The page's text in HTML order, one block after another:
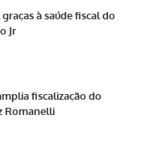
à saúde fiscal do
Jr
fiscalização do
Romanelli